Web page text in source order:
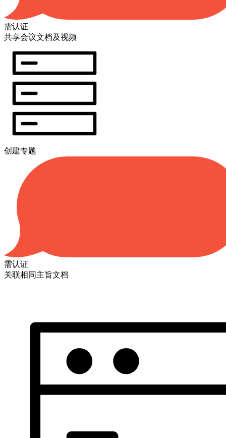
需认证
共享会议文档及视频
创建专题
需认证
关联相同主旨文档